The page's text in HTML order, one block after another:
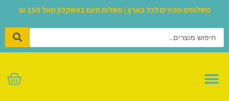
משלוחים מהירים לכל הארץ | משלוח חינם באשקלון מעל 250 ₪